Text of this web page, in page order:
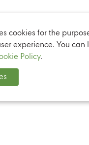
cookies for the
experience. You can
Policy.